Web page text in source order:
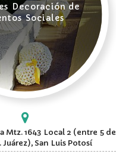
Decoración de
Sociales
Mtz. 1643 Local 2 (entre 5 de
San Luis Potosí